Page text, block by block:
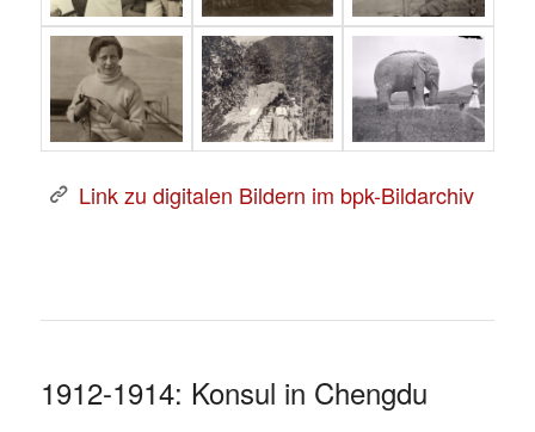
Link zu digitalen Bildern im bpk-Bildarchiv
1912-1914: Konsul in Chengdu